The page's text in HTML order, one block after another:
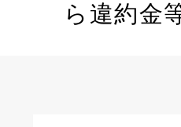
ら違約金